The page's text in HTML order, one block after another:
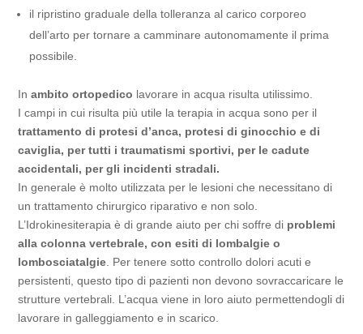
il ripristino graduale della tolleranza al carico corporeo
dell’arto per tornare a camminare autonomamente il prima
possibile.
Inambito ortopedico lavorare in acqua risulta utilissimo.
I campi in cui risulta più utile la terapia in acqua sono per il
trattamento di protesi d’anca, protesi di ginocchio e di
caviglia, per tutti i traumatismi sportivi, per le cadute
accidentali, per gli incidenti stradali.
In generale è molto utilizzata per le lesioni che necessitano di
un trattamento chirurgico riparativo e non solo.
L’Idrokinesiterapia è di grande aiuto per chi soffre di problemi
alla colonna vertebrale, con esiti di lombalgie o
lombosciatalgie . Per tenere sotto controllo dolori acuti e
persistenti, questo tipo di pazienti non devono sovraccaricare le
strutture vertebrali. L’acqua viene in loro aiuto permettendogli di
lavorare in galleggiamento e in scarico.